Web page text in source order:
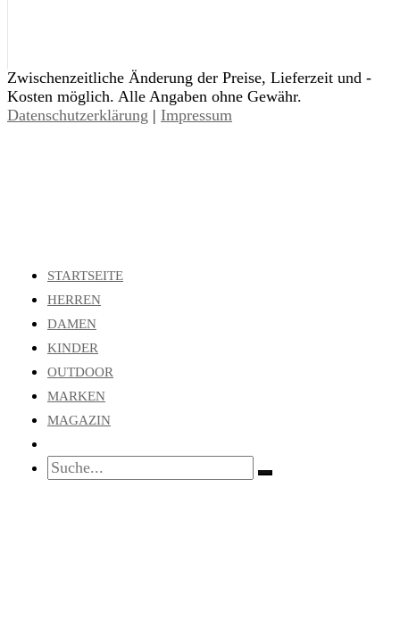
Zwischenzeitliche Änderung der Preise, Lieferzeit und -
Kosten möglich. Alle Angaben ohne Gewähr.
Datenschutzerklärung | Impressum
STARTSEITE
HERREN
DAMEN
KINDER
OUTDOOR
MARKEN
MAGAZIN